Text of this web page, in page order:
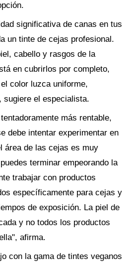
significativa de canas en tus
un tinte de cejas profesional.
cabello y rasgos de la
en cubrirlos por completo,
color luzca uniforme,
sugiere el especialista.
más rentable,
debe intentar experimentar en
área de las cejas es muy
terminar empeorando la
trabajar con productos
específicamente para cejas y
de exposición. La piel de
y no todos los productos
afirma.
con la gama de tintes veganos